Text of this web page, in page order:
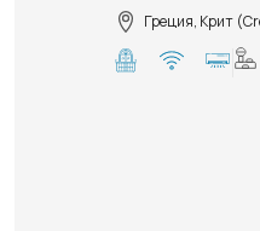
Греция, Крит